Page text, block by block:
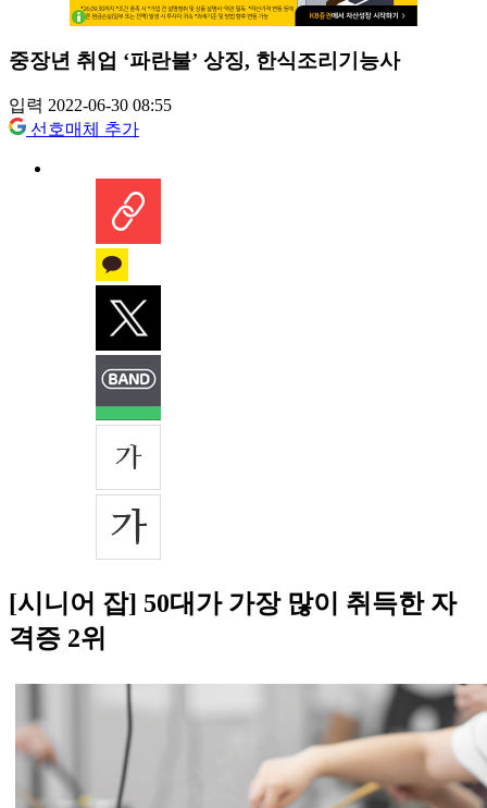
중장년 취업 ‘파란불’ 상징, 한식조리기능사
입력 2022-06-30 08:55
선호매체 추가
[시니어 잡] 50대가 가장 많이 취득한 자
격증 2위